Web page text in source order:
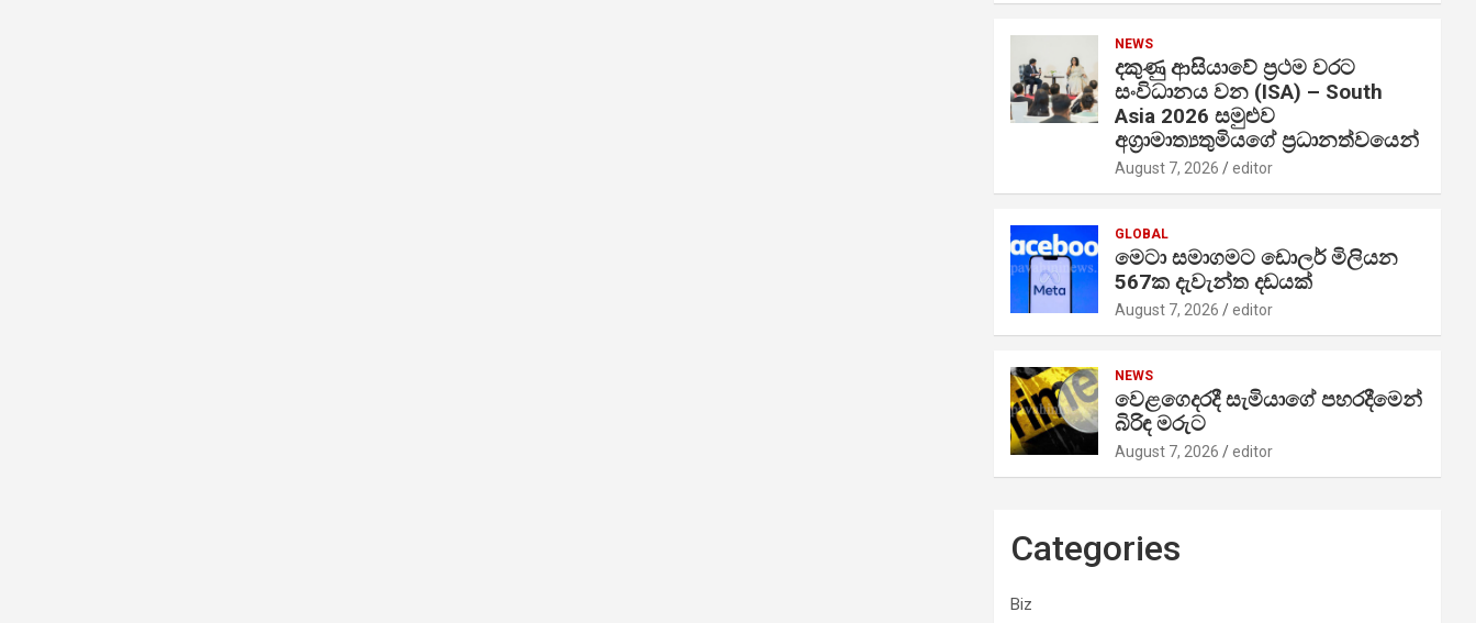
NEWS
දකුණු ආසියාවේ ප්‍රථම වරට
සංවිධානය වන (ISA) – South
Asia 2026 සමුළුව
අග්‍රාමාත්‍යතුමියගේ ප්‍රධානත්වයෙන්
August 7, 2026 editor
GLOBAL
මෙටා සමාගමට ඩොලර් මිලියන
567ක දැවැන්ත දඩයක්
August 7, 2026 editor
NEWS
වෙළගෙදරදී සැමියාගේ පහරදීමෙන්
බිරිඳ මරුට
August 7, 2026 editor
Categories
Biz